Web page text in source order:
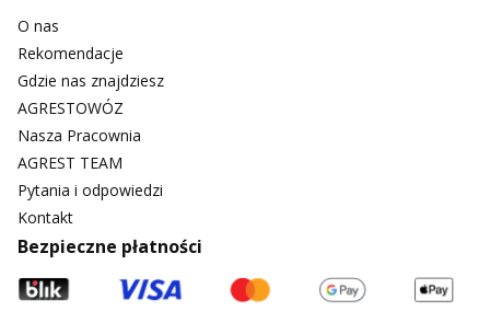
O nas
Rekomendacje
Gdzie nas znajdziesz
AGRESTOWÓZ
Nasza Pracownia
AGREST TEAM
Pytania i odpowiedzi
Kontakt
Bezpieczne płatności